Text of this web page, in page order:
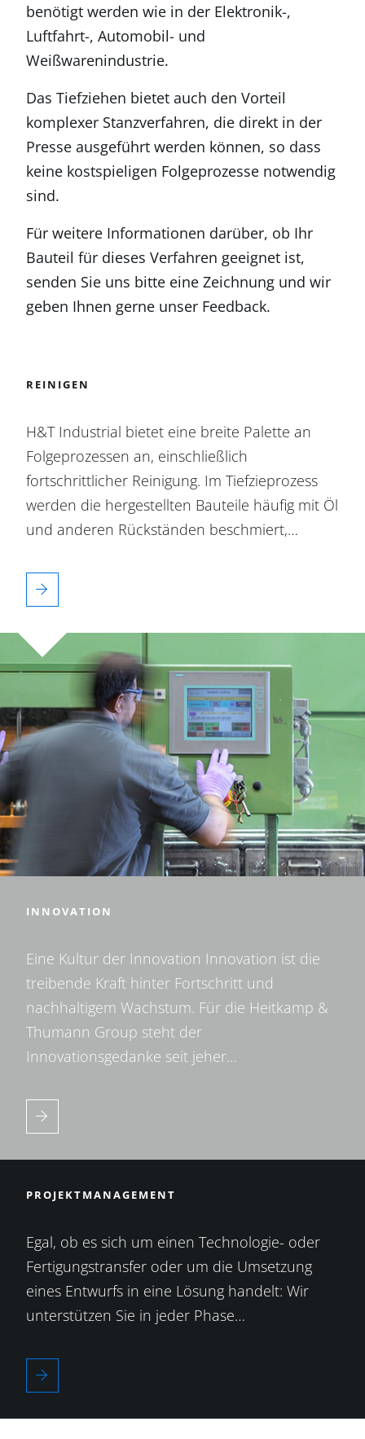
benötigt werden wie in der Elektronik-,
Luftfahrt-, Automobil- und
Weißwarenindustrie.
Das Tiefziehen bietet auch den Vorteil
komplexer Stanzverfahren, die direkt in der
Presse ausgeführt werden können, so dass
keine kostspieligen Folgeprozesse notwendig
sind.
Für weitere Informationen darüber, ob Ihr
Bauteil für dieses Verfahren geeignet ist,
senden Sie uns bitte eine Zeichnung und wir
geben Ihnen gerne unser Feedback.
INNOVATION
Eine Kultur der Innovation Innovation ist die
treibende Kraft hinter Fortschritt und
nachhaltigem Wachstum. Für die Heitkamp &
Thumann Group steht der
Innovationsgedanke seit jeher…
PROJEKTMANAGEMENT
Egal, ob es sich um einen Technologie- oder
Fertigungstransfer oder um die Umsetzung
eines Entwurfs in eine Lösung handelt: Wir
unterstützen Sie in jeder Phase…
REINIGEN
H&T Industrial bietet eine breite Palette an
Folgeprozessen an, einschließlich
fortschrittlicher Reinigung. Im Tiefzieprozess
werden die hergestellten Bauteile häufig mit Öl
und anderen Rückständen beschmiert,…